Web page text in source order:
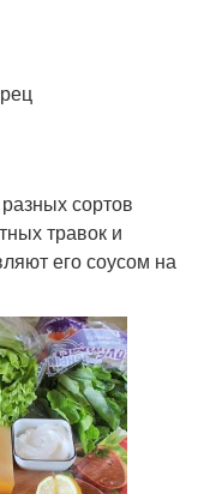
сортов
травок и
его соусом на